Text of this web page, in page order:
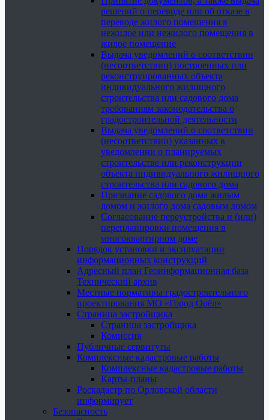
решений о переводе или об отказе в
переводе жилого помещения в
нежилое или нежилого помещения в
жилое помещение
Выдача уведомлений о соответствии
(несоответствии) построенных или
реконструированных объекта
индивидуального жилищного
строительства или садового дома
требованиям законодательства о
градостроительной деятельности
Выдача уведомлений о соответствии
(несоответствии) указанных в
уведомлении о планируемых
строительстве или реконструкции
объекта индивидуального жилищного
строительства или садового дома
Признание садового дома жилым
домом и жилого дома садовым домом
Согласование переустройства и (или)
перепланировки помещения в
многоквартирном доме
Порядок установки и эксплуатации
информационных конструкций
Адресный план Геоинформационная база
Технический архив
Местные нормативы градостроительного
проектирования МО «Город Орёл»
Страница застройщика
Страница застройщика
Комиссия
Публичные сервитуты
Комплексные кадастровые работы
Комплексные кадастровые работы
Карты-планы
Роскадастр по Орловской области
информирует
Безопасность